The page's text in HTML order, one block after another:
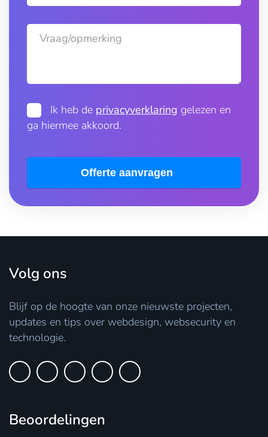
Vraag/opmerking
Ik heb de privacyverklaring gelezen en
ga hiermee akkoord.
Offerte aanvragen
Volg ons
Blijf op de hoogte van onze nieuwste projecten,
updates en tips over webdesign, websecurity en
technologie.
Beoordelingen